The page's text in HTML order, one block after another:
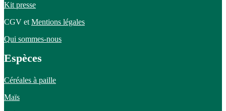
Kit presse
CGV et Mentions légales
Qui sommes-nous
Espèces
Céréales à paille
Maïs